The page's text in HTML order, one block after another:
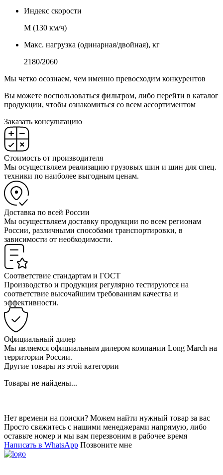
Индекс скорости
М (130 км/ч)
Макс. нагрузка (одинарная/двойная), кг
2180/2060
Мы четко осознаем, чем именно превосходим конкурентов
Вы можете воспользоваться фильтром, либо перейти в каталог
продукции, чтобы ознакомиться со всем ассортиментом
Заказать консультацию
Стоимость от производителя
Мы осуществляем реализацию грузовых шин и шин для спец.
техники по наиболее выгодным ценам.
Доставка по всей России
Мы осуществляем доставку продукции по всем регионам
России, различными способами транспортировки, в
зависимости от необходимости.
Соответствие стандартам и ГОСТ
Производство и продукция регулярно тестируются на
соответствие высочайшим требованиям качества и
эффективности.
Официальный дилер
Мы являемся официальным дилером компании Long March на
территории России.
Другие товары из этой категории
Товары не найдены...
Нет времени на поиски? Можем найти нужный товар за вас
Просто свяжитесь с нашими менеджерами напрямую, либо
оставьте номер и мы вам перезвоним в рабочее время
Написать в WhatsApp Позвоните мне